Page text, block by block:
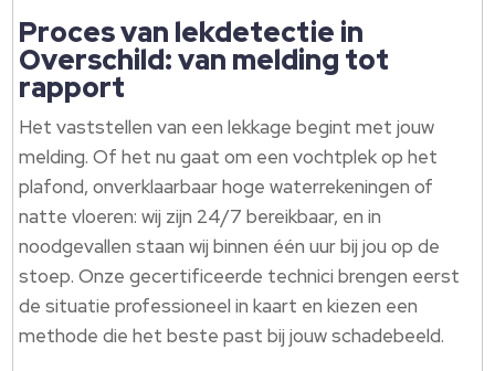
Proces van lekdetectie in
Overschild: van melding tot
rapport
Het vaststellen van een lekkage begint met jouw
melding. Of het nu gaat om een vochtplek op het
plafond, onverklaarbaar hoge waterrekeningen of
natte vloeren: wij zijn 24/7 bereikbaar, en in
noodgevallen staan wij binnen één uur bij jou op de
stoep. Onze gecertificeerde technici brengen eerst
de situatie professioneel in kaart en kiezen een
methode die het beste past bij jouw schadebeeld.